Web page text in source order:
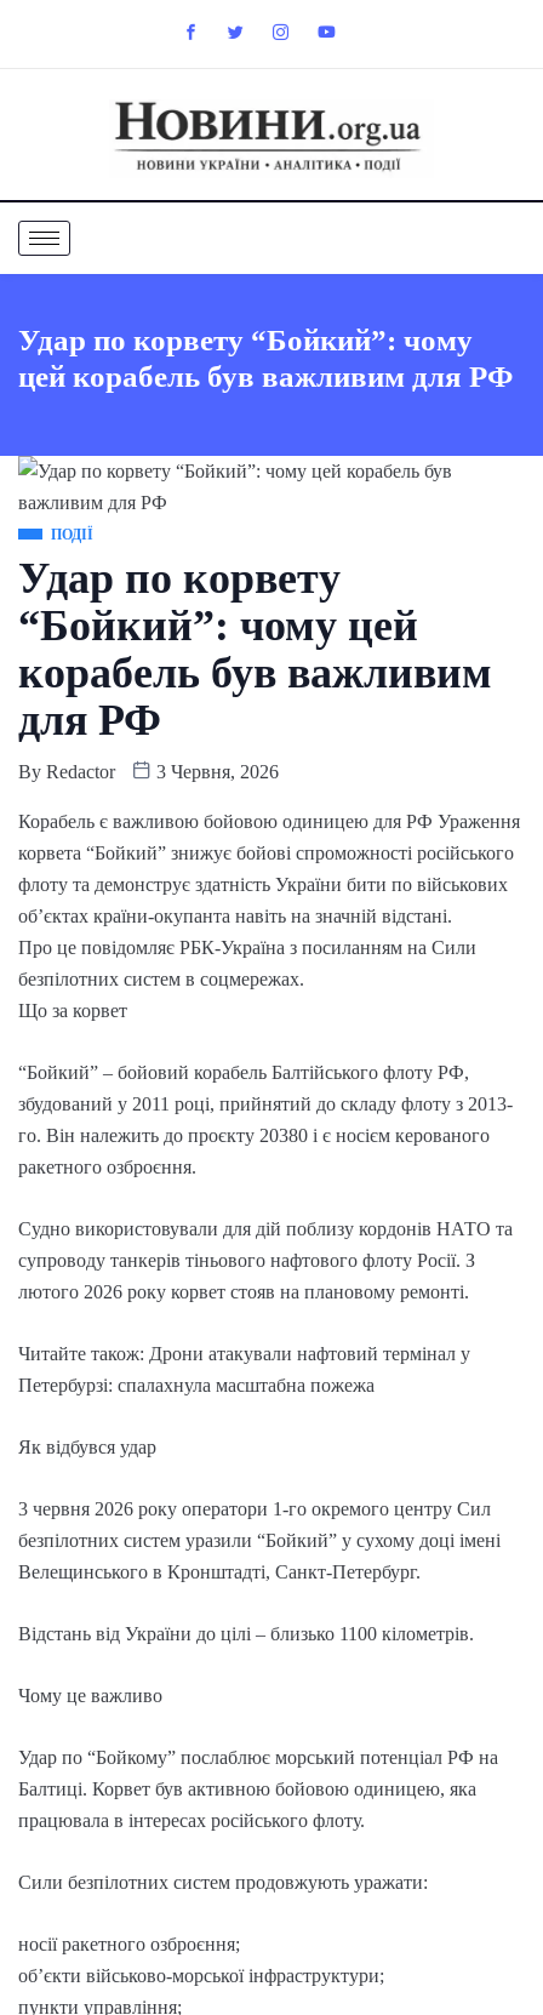
Удар по корвету “Бойкий”: чому
цей корабель був важливим для РФ
ПОДІЇ
Удар по корвету
“Бойкий”: чому цей
корабель був важливим
для РФ
By Redactor 3 Червня, 2026
Корабель є важливою бойовою одиницею для РФ Ураження
корвета “Бойкий” знижує бойові спроможності російського
флоту та демонструє здатність України бити по військових
об’єктах країни-окупанта навіть на значній відстані.
Про це повідомляє РБК-Україна з посиланням на Сили
безпілотних систем в соцмережах.
Що за корвет
“Бойкий” – бойовий корабель Балтійського флоту РФ,
збудований у 2011 році, прийнятий до складу флоту з 2013-
го. Він належить до проєкту 20380 і є носієм керованого
ракетного озброєння.
Судно використовували для дій поблизу кордонів НАТО та
супроводу танкерів тіньового нафтового флоту Росії. З
лютого 2026 року корвет стояв на плановому ремонті.
Читайте також: Дрони атакували нафтовий термінал у
Петербурзі: спалахнула масштабна пожежа
Як відбувся удар
3 червня 2026 року оператори 1-го окремого центру Сил
безпілотних систем уразили “Бойкий” у сухому доці імені
Велещинського в Кронштадті, Санкт-Петербург.
Відстань від України до цілі – близько 1100 кілометрів.
Чому це важливо
Удар по “Бойкому” послаблює морський потенціал РФ на
Балтиці. Корвет був активною бойовою одиницею, яка
працювала в інтересах російського флоту.
Сили безпілотних систем продовжують уражати:
носії ракетного озброєння;
об’єкти військово-морської інфраструктури;
пункти управління;